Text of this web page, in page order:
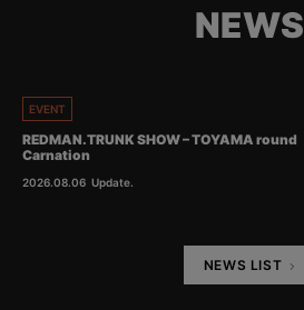
NEWS
EVENT
REDMAN.TRUNK SHOW – TOYAMA round
Carnation
2026.08.06 Update.
NEWS LIST